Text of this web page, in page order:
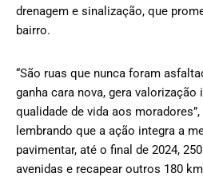
drenagem e sinalização, que
bairro.
“São ruas que nunca foram
ganha cara nova, gera
qualidade de vida aos
lembrando que a ação integra a
pavimentar, até o final de 2024,
avenidas e recapear outros 180